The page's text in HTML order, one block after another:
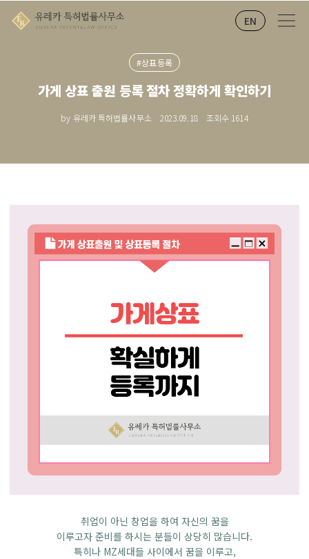
EN
#상표등록
가게 상표 출원 등록 절차 정확하게 확인하기
by 유레카 특허법률사무소 2023.09.18 조회수 1614
취업이 아닌 창업을 하여 자신의 꿈을
이루고자 준비를 하시는 분들이 상당히 많습니다.
특히나 MZ세대들 사이에서 꿈을 이루고,